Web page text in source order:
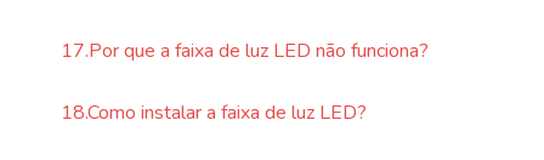
17.Por que a faixa de luz LED não funciona?
18.Como instalar a faixa de luz LED?